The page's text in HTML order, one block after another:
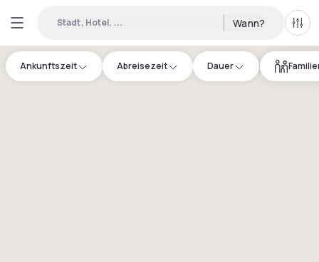
Stadt, Hotel, ... Wann? Alle
Ankunftszeit Abreisezeit Dauer